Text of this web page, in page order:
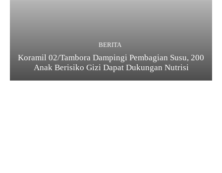
BERITA
Koramil 02/Tambora Dampingi Pembagian Susu, 200
Anak Berisiko Gizi Dapat Dukungan Nutrisi